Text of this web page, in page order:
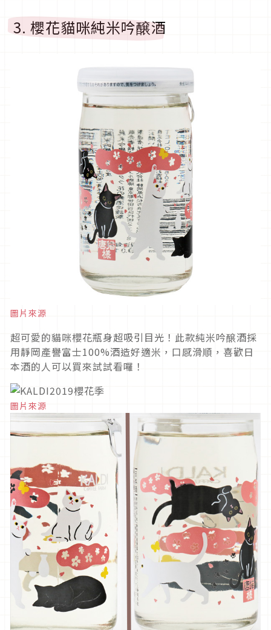
3. 櫻花貓咪純米吟醸酒
圖片來源
超可愛的貓咪櫻花瓶身超吸引目光！此款純米吟醸酒採
用靜岡產譽富士100%酒造好適米，口感滑順，喜歡日
本酒的人可以買來試試看囉！
圖片來源